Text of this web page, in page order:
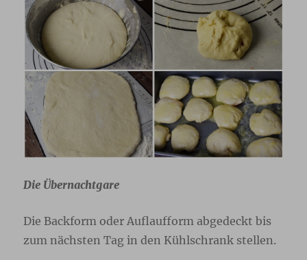
Die Übernachtgare
Die Backform oder Auflaufform abgedeckt bis
zum nächsten Tag in den Kühlschrank stellen.